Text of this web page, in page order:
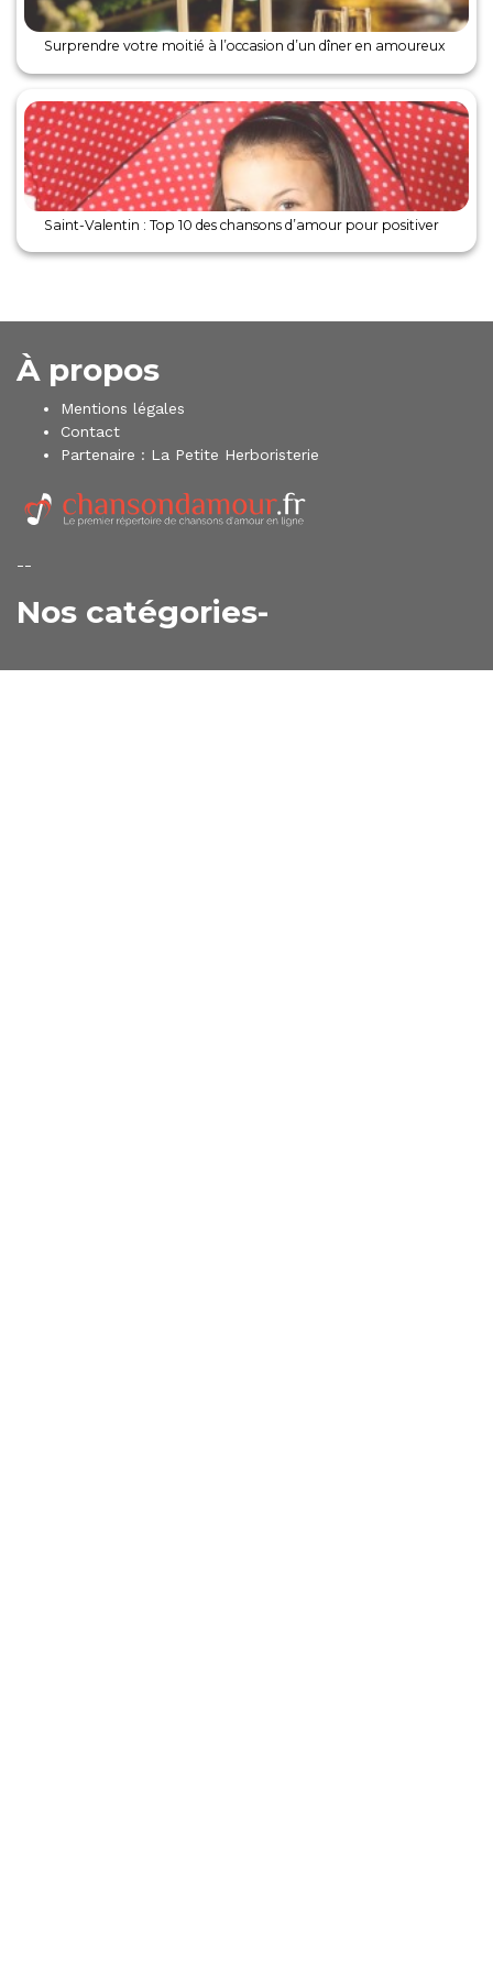
Surprendre votre moitié à l’occasion d’un dîner en amoureux
Saint-Valentin : Top 10 des chansons d’amour pour positiver
À propos
Mentions légales
Contact
Partenaire : La Petite Herboristerie
--
Nos catégories-